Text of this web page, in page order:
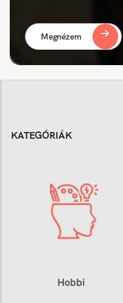
Megnézem
KATEGÓRIÁK
Hobbi